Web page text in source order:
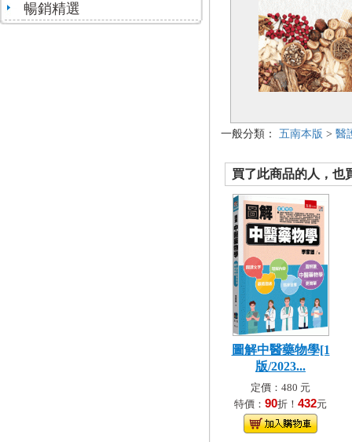
暢銷精選
一般分類： 五南本版 > 醫
買了此商品的人，也
圖解中醫藥物學[1
版/2023...
定價：480 元
特價： 90折！ 432元